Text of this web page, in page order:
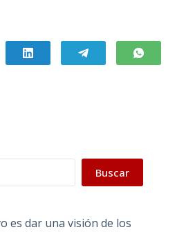
Buscar
es dar una visión de los